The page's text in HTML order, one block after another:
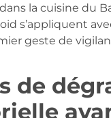
la cuisine du
s’appliquent
geste de
de